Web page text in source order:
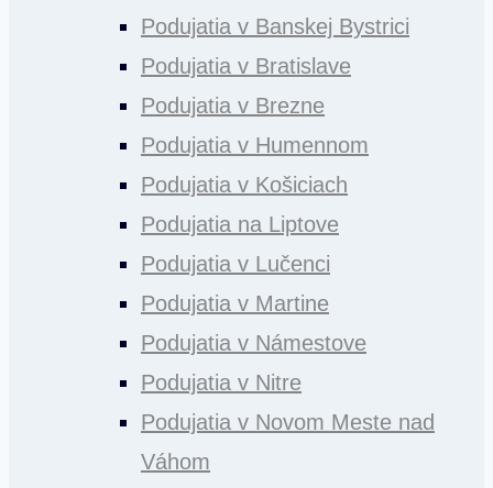
Podujatia v Banskej Bystrici
Podujatia v Bratislave
Podujatia v Brezne
Podujatia v Humennom
Podujatia v Košiciach
Podujatia na Liptove
Podujatia v Lučenci
Podujatia v Martine
Podujatia v Námestove
Podujatia v Nitre
Podujatia v Novom Meste nad
Váhom